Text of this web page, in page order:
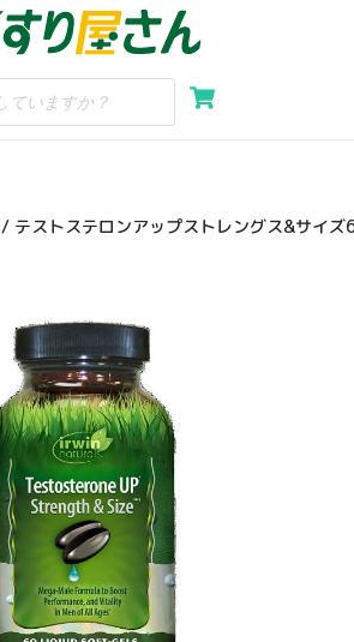
/ テストステロンアップストレングス&サイズ